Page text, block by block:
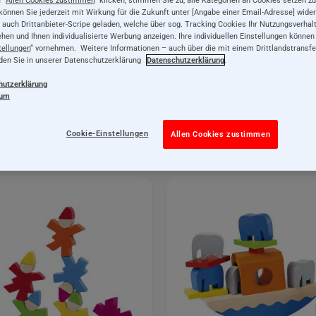
Möglichkeiten, spielend zu lernen. Stöbere in unserem
Kleinkind: 18 bis 24 Monate (1-2 Jahre)
Sie jederzeit mit Wirkung für die Zukunft unter [Angabe einer Email-Adresse]
auch Drittanbieter-Scripe geladen, welche über sog. Tracking Cookies Ihr
und Ihnen individualisierte Werbung anzeigen. Ihre individuellen Einstellungen
“ vornehmen. Weitere Informationen – auch über die mit einem
Sie in unserer Datenschutzerklärung Datenschutzerklärung
Allen Cookies zustimmen
Cookie-Einstellungen